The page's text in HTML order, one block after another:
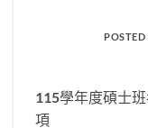
POSTED
115學年度碩士
項